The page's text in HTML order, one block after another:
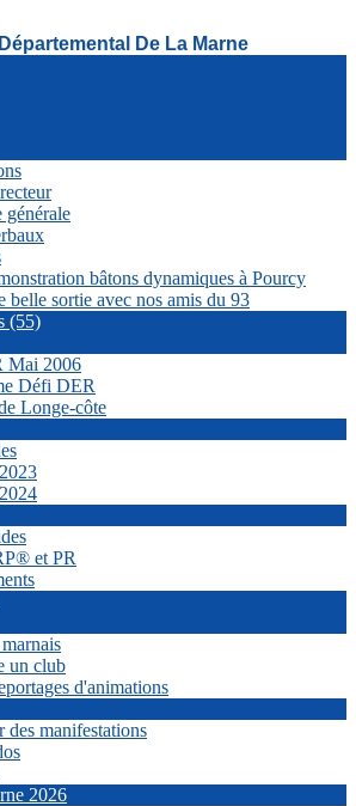
De La Marne
générale
bâtons dynamiques à Pourcy
belle sortie avec nos amis du 93
(55)
Mai 2006
Défi DER
Longe-côte
et PR
un club
d'animations
des manifestations
2026